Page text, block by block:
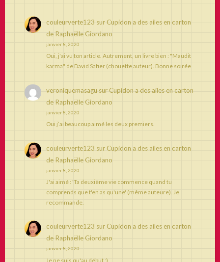
couleurverte123 sur Cupidon a des ailes en carton
de Raphaëlle Giordano
janvier 8, 2020
Oui, j'ai vu ton article. Autrement, un livre bien : "Maudit
karma" de David Safier (chouette auteur). Bonne soirée
veroniquemasagu sur Cupidon a des ailes en carton
de Raphaëlle Giordano
janvier 8, 2020
Oui j’ai beaucoup aimé les deux premiers.
couleurverte123 sur Cupidon a des ailes en carton
de Raphaëlle Giordano
janvier 8, 2020
J'ai aimé : 'Ta deuxième vie commence quand tu
comprends que t'en as qu'une' (même auteure). Je
recommande.
couleurverte123 sur Cupidon a des ailes en carton
de Raphaëlle Giordano
janvier 8, 2020
Je ne suis qu'au début ;)